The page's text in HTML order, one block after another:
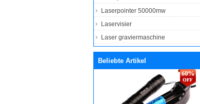
Laserpointer 50000mw
Laservisier
Laser graviermaschine
Beliebte Artikel